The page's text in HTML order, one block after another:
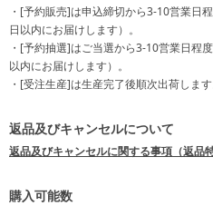
・[予約販売]は申込締切から3-10営業日
日以内にお届けします）。
・[予約抽選]はご当選から3-10営業日程
以内にお届けします）。
・[受注生産]は生産完了後順次出荷します
返品及びキャンセルについて
返品及びキャンセルに関する事項（返品特
購入可能数